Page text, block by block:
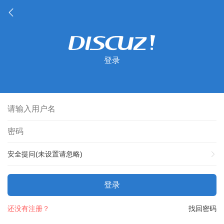
登录
安全提问(未设置请忽略)
登录
找回密码
还没有注册？